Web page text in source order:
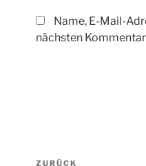
Name, E-Mail-
nächsten
ZURÜCK